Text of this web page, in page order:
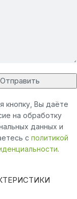
кнопку, Вы даёте
на обработку
данных и
с политикой
.